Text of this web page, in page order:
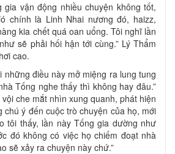
gia vận động nhiều chuyện không tốt,
chính là Linh Nhai nương đó, haizz,
kia chết quá oan uổng. Tôi nghĩ lần
sẽ phải hối hận tới cùng.” Lý Thẩm
cao.
điều này mở miệng ra lung tung
Tống nghe thấy thì không hay đâu.”
che mắt nhìn xung quanh, phát hiện
chú ý đến cuộc trò chuyện của họ, mới
tôi thấy, lần này Tống gia dường như
đó không có việc họ chiếm đoạt nhà
sẽ xảy ra chuyện này chứ.”